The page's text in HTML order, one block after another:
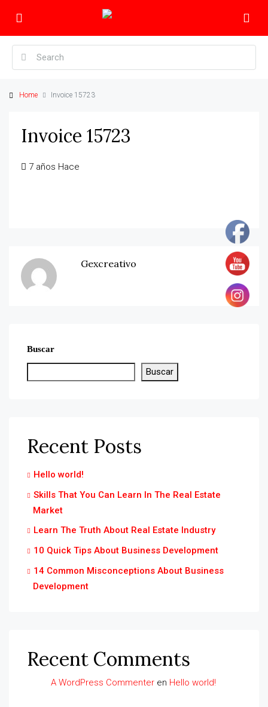
Home Invoice 15723
Invoice 15723
7 años Hace
Gexcreativo
Buscar
Buscar
Recent Posts
Hello world!
Skills That You Can Learn In The Real Estate
Market
Learn The Truth About Real Estate Industry
10 Quick Tips About Business Development
14 Common Misconceptions About Business
Development
Recent Comments
A WordPress Commenter en Hello world!